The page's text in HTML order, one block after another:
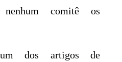
comitê os
dos artigos de